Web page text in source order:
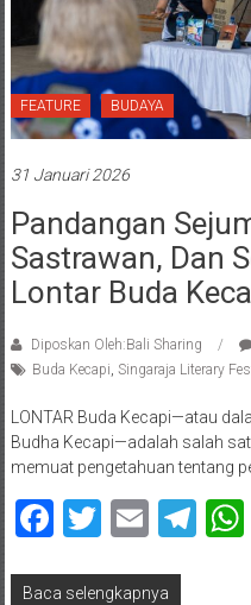
FEATURE BUDAYA
31 Januari 2026
Pandangan
Sastrawan, Dan
Lontar Buda
Diposkan Oleh:Bali Sharing
Buda Kecapi, Singaraja Literary
LONTAR Buda Kecapi—atau
Budha Kecapi—adalah salah
memuat pengetahuan tentang
Facebook
Twitter
Email
Baca selengkapnya